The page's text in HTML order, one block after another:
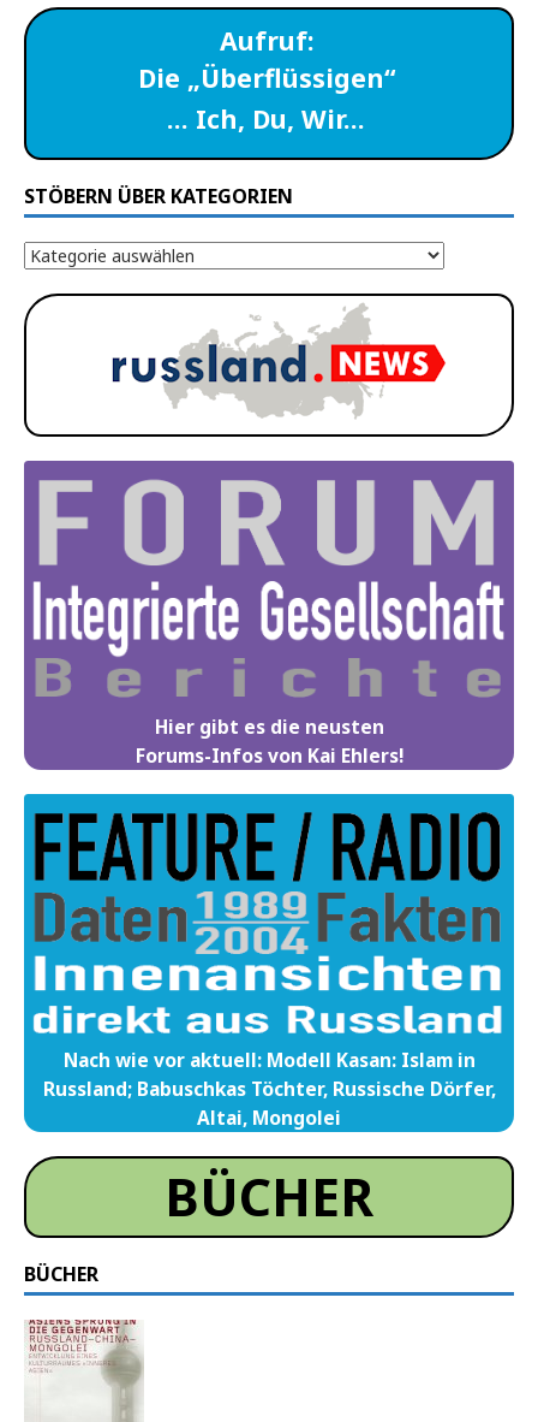
Aufruf:
Die „Überflüssigen“
… Ich, Du, Wir…
STÖBERN ÜBER KATEGORIEN
Hier gibt es die neusten
Forums-Infos von Kai Ehlers!
Nach wie vor aktuell: Modell Kasan: Islam in
Russland; Babuschkas Töchter, Russische Dörfer,
Altai, Mongolei
BÜCHER
BÜCHER